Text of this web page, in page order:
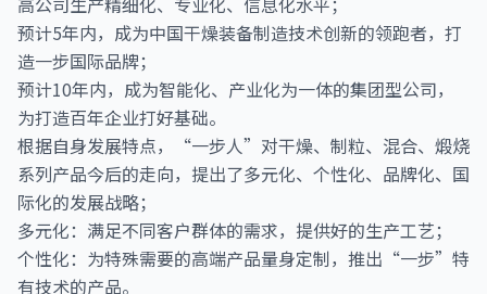
预计5年内，成为中国干燥装备制造技术创新的领跑者，打
造一步国际品牌；
预计10年内，成为智能化、产业化为一体的集团型公司，
为打造百年企业打好基础。
根据自身发展特点，“一步人”对干燥、制粒、混合、煅烧
系列产品今后的走向，提出了多元化、个性化、品牌化、国
际化的发展战略；
多元化：满足不同客户群体的需求，提供好的生产工艺；
个性化：为特殊需要的高端产品量身定制，推出“一步”特
有技术的产品。